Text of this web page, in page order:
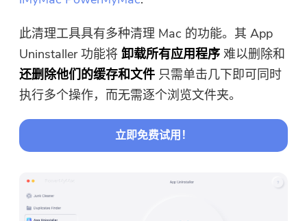
此清理工具具有多种清理 Mac 的功能。其 App
Uninstaller 功能将卸载所有应用程序 难以删除和
还删除他们的缓存和文件 只需单击几下即可同时
执行多个操作，而无需逐个浏览文件夹。
立即免费试用！